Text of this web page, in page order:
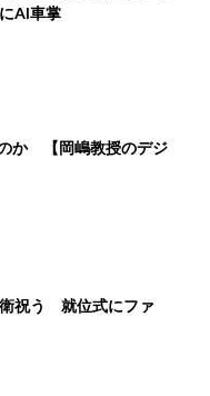
AI車掌
か 【岡嶋教授のデジ
祝う 就位式にファ